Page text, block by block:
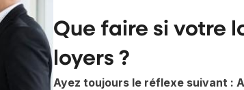
Que faire si votre
loyers ?
Ayez toujours le réflexe suivant :